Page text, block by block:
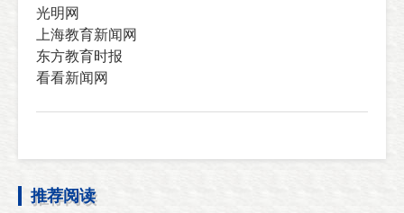
光明网
上海教育新闻网
东方教育时报
看看新闻网
推荐阅读